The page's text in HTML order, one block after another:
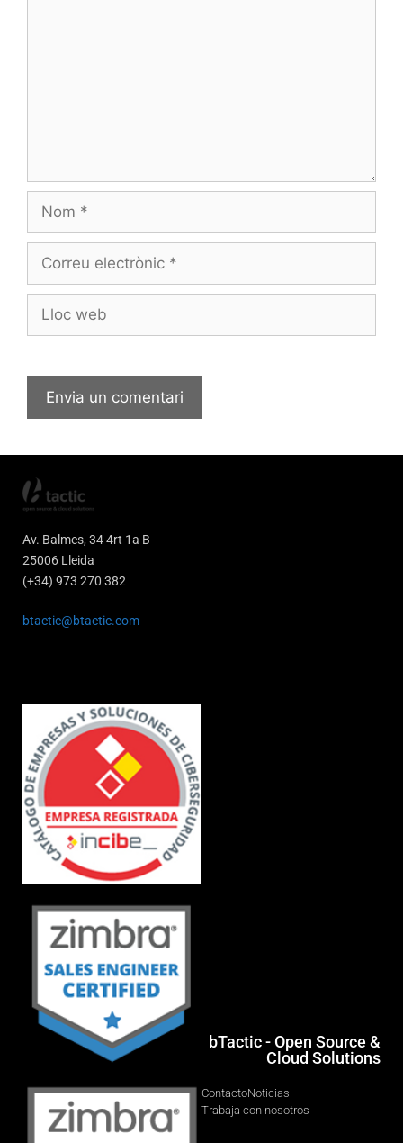
Av. Balmes, 34 4rt 1a B
25006 Lleida
(+34) 973 270 382
btactic@btactic.com
bTactic - Open Source &
Cloud Solutions
ContactoNoticias
Trabaja con nosotros